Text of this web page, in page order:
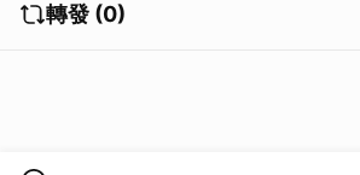
轉發 (0)